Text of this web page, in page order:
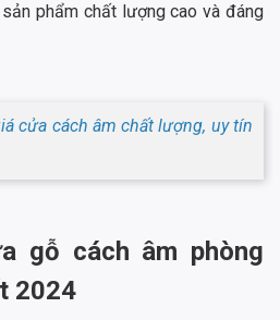
phẩm chất lượng cao và đáng
cửa cách âm chất lượng, uy tín
gỗ cách âm phòng
2024